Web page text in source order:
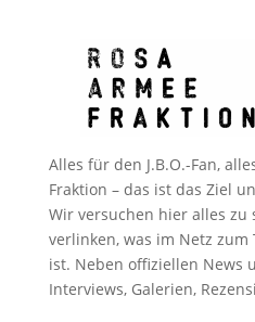
Alles für den J.B.O.-Fan,
Fraktion – das ist das Ziel
Wir versuchen hier alles zu
verlinken, was im Netz zum
ist. Neben offiziellen News
Interviews, Galerien,